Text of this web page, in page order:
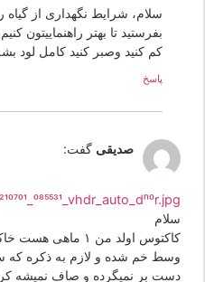
سلام، شرایط نگهداری از گیاه رو
بفرستید تا بهتر راهنماییتون
کم کنید وصبر کنید کامل لود بشه بعد
صدیقی گفت:
کاکتوس اولد من ۱ ماهی
خم شده و لازم به ذکره که سفت
بر نمیگرده و صاف نمیشه کردش